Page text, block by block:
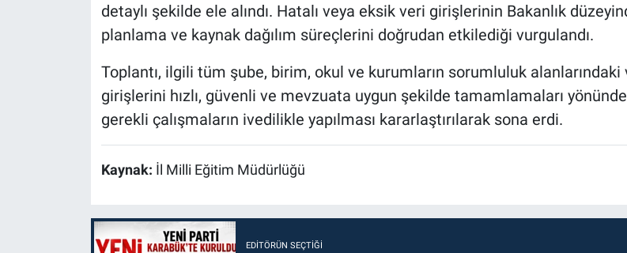
detaylı şekilde ele alındı. Hatalı veya eksik veri girişlerinin Bakanlık
planlama ve kaynak dağılım süreçlerini doğrudan etkilediği vurgulandı.
Toplantı, ilgili tüm şube, birim, okul ve kurumların sorumluluk alanlarındaki
girişlerini hızlı, güvenli ve mevzuata uygun şekilde tamamlamaları yönünde
gerekli çalışmaların ivedilikle yapılması kararlaştırılarak sona erdi.
Kaynak: İl Milli Eğitim Müdürlüğü
EDITÖRÜN SEÇTIĞI